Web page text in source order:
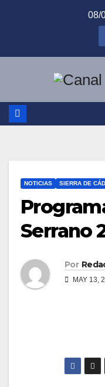
08/
NOTICIAS SIERRA DE
Serrano
Por
MAY 13,